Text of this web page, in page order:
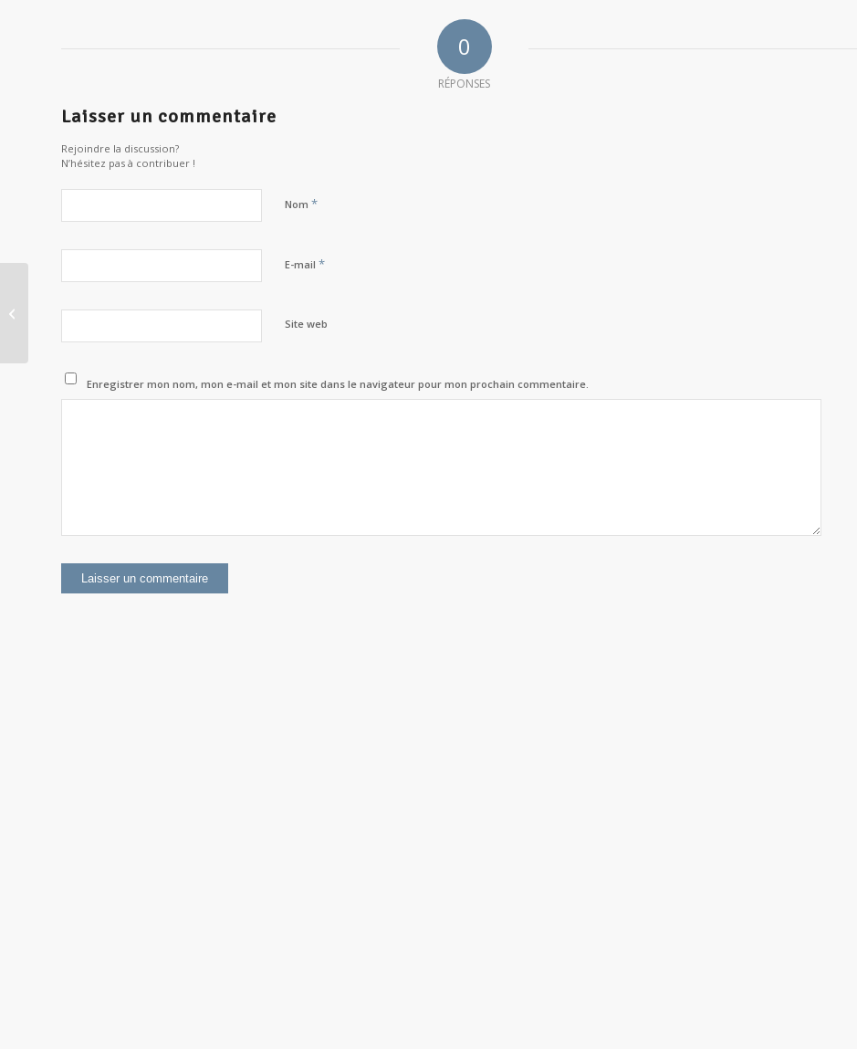
0
RÉPONSES
Laisser un commentaire
Rejoindre la discussion?
N’hésitez pas à contribuer !
Nom *
E-mail *
Site web
Enregistrer mon nom, mon e-mail et mon site dans le navigateur pour mon prochain commentaire.